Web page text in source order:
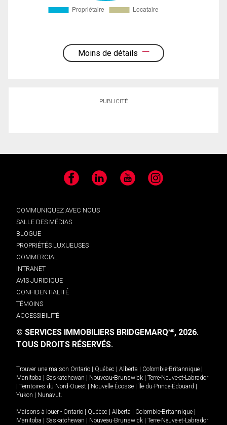
Moins de détails
PUBLICITÉ
Facebook LinkedIn YouTube Instagram
COMMUNIQUEZ AVEC NOUS
SALLE DES MÉDIAS
BLOGUE
PROPRIÉTÉS LUXUEUSES
COMMERCIAL
INTRANET
AVIS JURIDIQUE
CONFIDENTIALITÉ
TÉMOINS
ACCESSIBILITÉ
© SERVICES IMMOBILIERS BRIDGEMARQMD, 2026.
TOUS DROITS RÉSERVÉS.
Trouver une maison Ontario Québec Alberta Colombie-Britannique
Manitoba
Saskatchewan Nouveau-Brunswick
Terre-Neuve-et-Labrador
Territoires du Nord-Ouest Nouvelle-Écosse Île-du-Prince-Édouard
Yukon
Nunavut.
Maisons à louer - Ontario Québec Alberta Colombie-Britannique
Manitoba
Saskatchewan Nouveau-Brunswick
Terre-Neuve-et-Labrador